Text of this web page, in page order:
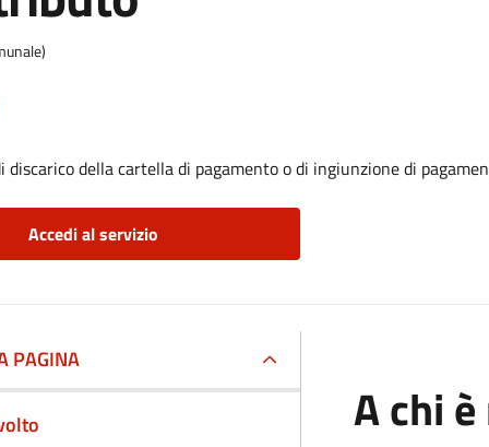
discarico della cartella di pagamento o di ingiunzione di
Accedi al servizio
PAGINA
A chi